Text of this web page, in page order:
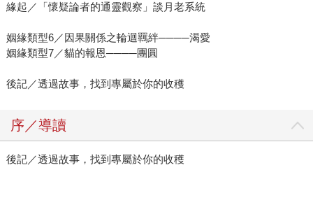
緣起／「懷疑論者的通靈觀察」談月老系統
姻緣類型6／因果關係之輪迴羈絆────渴愛
姻緣類型7／貓的報恩────團圓
後記／透過故事，找到專屬於你的收穫
序／導讀
後記／透過故事，找到專屬於你的收穫